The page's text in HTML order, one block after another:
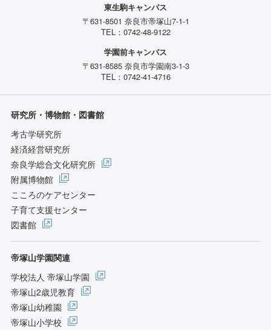
東生駒キャンパス
〒631-8501 奈良市帝塚山7-1-1
TEL：0742-48-9122
学園前キャンパス
〒631-8585 奈良市学園南3-1-3
TEL：0742-41-4716
研究所・博物館・図書館
考古学研究所
経済経営研究所
奈良学総合文化研究所
附属博物館
こころのケアセンター
子育て支援センター
図書館
帝塚山学園関連
学校法人 帝塚山学園
帝塚山2歳児教育
帝塚山幼稚園
帝塚山小学校